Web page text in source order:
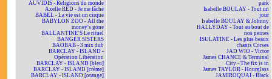
AUVIDIS - Religions du monde
Axelle RED - Je me fâche
BABEL - La vie est un cirque
BABYLON ZOO - All the
money's gone
BALLANTINE'S Le rituel
BANGER SISTERS
BAOBAB - 3 mix dub
BARCLAY - ISLAND -
Opération Libération
BARCLAY - ISLAND [bleu]
BARCLAY - ISLAND [crème]
BARCLAY - ISLAND [orange]
park
Isabelle BOULAY - Tout un
jour
Isabelle BOULAY & Johnny
HALLYDAY - Tout au bout de
nos peines
ISULATINE - Les plus beaux
chants Corses
JAD WIO - Victor
James CHANCE & Terminal
City - The fix is in
James TAYLOR - Hourglass
JAMIROQUAI - Black